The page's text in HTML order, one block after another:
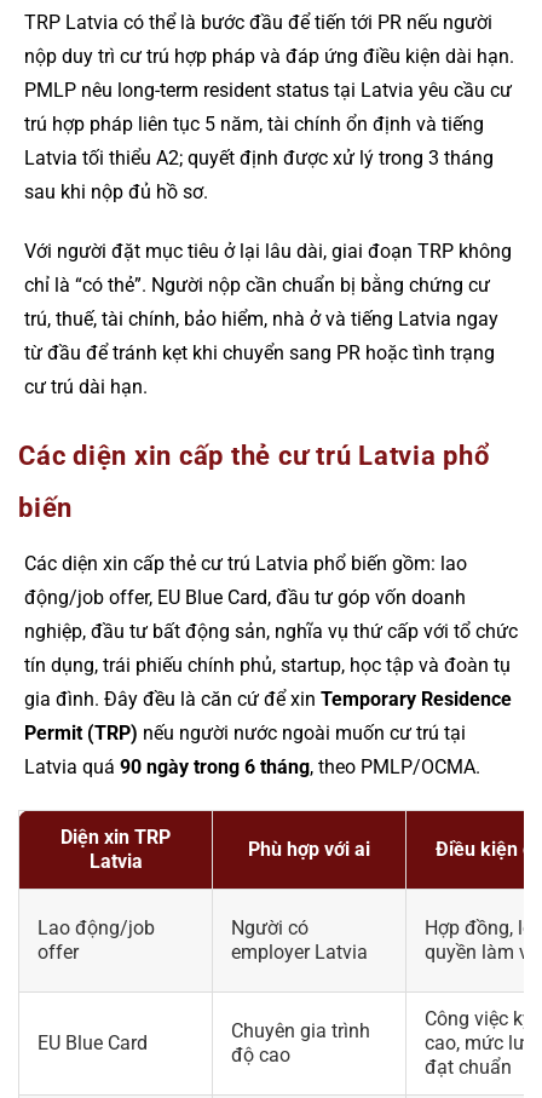
TRP Latvia có thể là bước đầu để tiến tới PR nếu người
nộp duy trì cư trú hợp pháp và đáp ứng điều kiện dài hạn.
PMLP nêu long-term resident status tại Latvia yêu cầu cư
trú hợp pháp liên tục 5 năm, tài chính ổn định và tiếng
Latvia tối thiểu A2; quyết định được xử lý trong 3 tháng
sau khi nộp đủ hồ sơ.
Với người đặt mục tiêu ở lại lâu dài, giai đoạn TRP không
chỉ là “có thẻ”. Người nộp cần chuẩn bị bằng chứng cư
trú, thuế, tài chính, bảo hiểm, nhà ở và tiếng Latvia ngay
từ đầu để tránh kẹt khi chuyển sang PR hoặc tình trạng
cư trú dài hạn.
Các diện xin cấp thẻ cư trú Latvia phổ
biến
Các diện xin cấp thẻ cư trú Latvia phổ biến gồm: lao
động/job offer, EU Blue Card, đầu tư góp vốn doanh
nghiệp, đầu tư bất động sản, nghĩa vụ thứ cấp với tổ chức
tín dụng, trái phiếu chính phủ, startup, học tập và đoàn tụ
gia đình. Đây đều là căn cứ để xin Temporary Residence
Permit (TRP) nếu người nước ngoài muốn cư trú tại
Latvia quá 90 ngày trong 6 tháng, theo PMLP/OCMA.
Diện xin TRP
Latvia
Phù hợp với ai Điều kiện
Lao động/job
offer
Người có
employer Latvia
Hợp đồng,
quyền làm
EU Blue Card
Chuyên gia trình
độ cao
Công việc kỹ
cao, mức
đạt chuẩn